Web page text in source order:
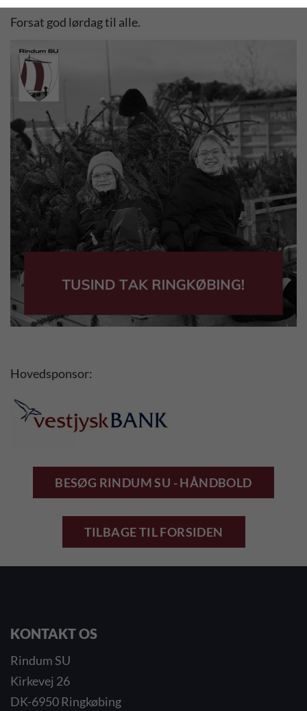
Forsat god lørdag til alle.
Hovedsponsor:
BESØG RINDUM SU - HÅNDBOLD
TILBAGE TIL FORSIDEN
Tilmeld nyhedsbrevet
KONTAKT OS
Rindum SU
Kirkevej 26
DK-6950 Ringkøbing